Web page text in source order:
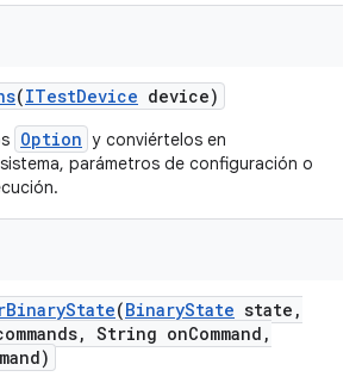
(ITestDevice device)
Option y conviértelos en
parámetros de configuración o
BinaryState(BinaryState state ,
, String onCommand ,